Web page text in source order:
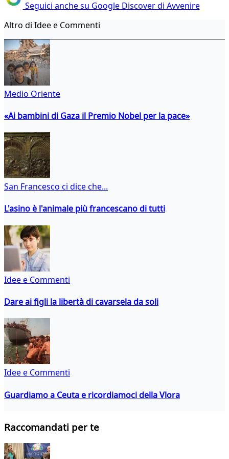
Seguici anche su Google Discover di Avvenire
Altro di Idee e Commenti
Medio Oriente
«Ai bambini di Gaza il Premio Nobel per la pace»
San Francesco ci dice che...
L'asino è l'animale più francescano di tutti
Idee e Commenti
Dare ai figli la libertà di cavarsela da soli
Idee e Commenti
Guardiamo a Ceuta e ricordiamoci della Vlora
Raccomandati per te